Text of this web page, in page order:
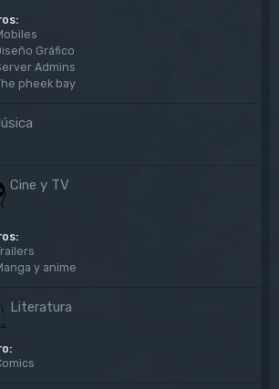
Gráfico
Admins
pheek bay
Cine y TV
y anime
Literatura